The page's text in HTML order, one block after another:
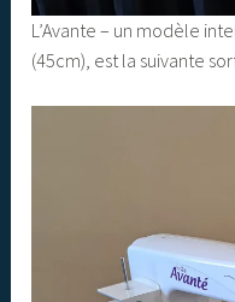
L’Avante – un modèle
(45cm), est la suivante